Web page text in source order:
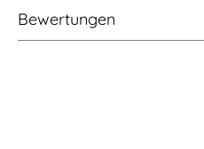
Bewertungen